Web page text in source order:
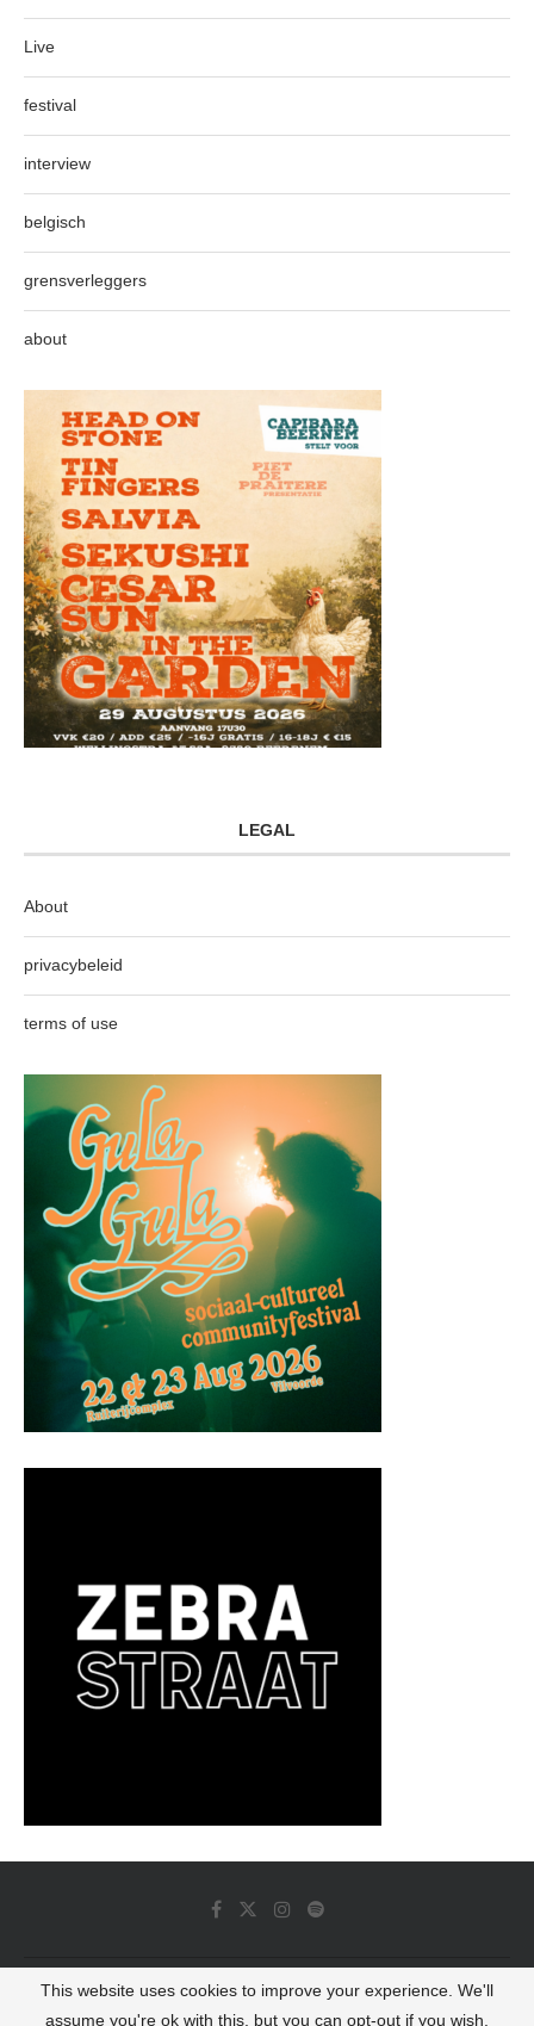
Live
festival
interview
belgisch
grensverleggers
about
LEGAL
About
privacybeleid
terms of use
© 2022 - Luminous Dash All Rights Reserved
This website uses cookies to improve your experience. We'll
assume you're ok with this, but you can opt-out if you wish.